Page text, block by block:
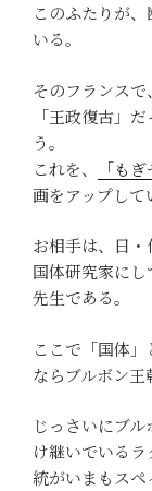
このふたりが
いる。
そのフランス
「王政復古」
う。
これを、
「も
画をアップして
お相手は、日・
国体研究家に
先生である。
ここで「国体
ならブルボン王
じっさいにブ
け継いでいる
統がいまもスペ